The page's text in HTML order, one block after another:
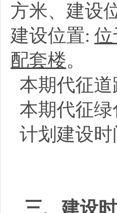
方米、建设
建设位置: 位
配套楼。
本期代征
本期代征绿
计划建设时
三、建设